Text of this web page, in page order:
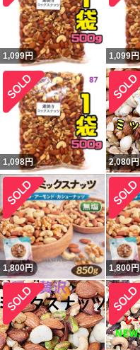
1,099円 1,099円
1,098円 2,080円
1,800円 1,800円